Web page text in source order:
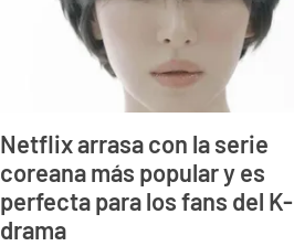
Netflix arrasa con la serie
coreana más popular y es
perfecta para los fans del K-
drama